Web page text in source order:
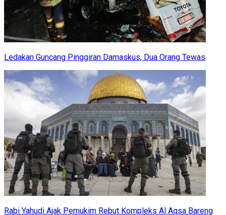
Ledakan Guncang Pinggiran Damaskus, Dua Orang Tewas
Rabi Yahudi Ajak Pemukim Rebut Kompleks Al Aqsa Bareng